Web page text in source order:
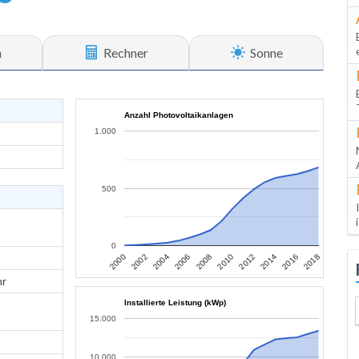
Rechner Sonne
Anzahl Photovoltaikanlagen
2000 2002 2004 2006 2008 2010 2012 2014 2016 2018
0
500
1.000
Installierte Leistung (kWp)
10.000
15.000